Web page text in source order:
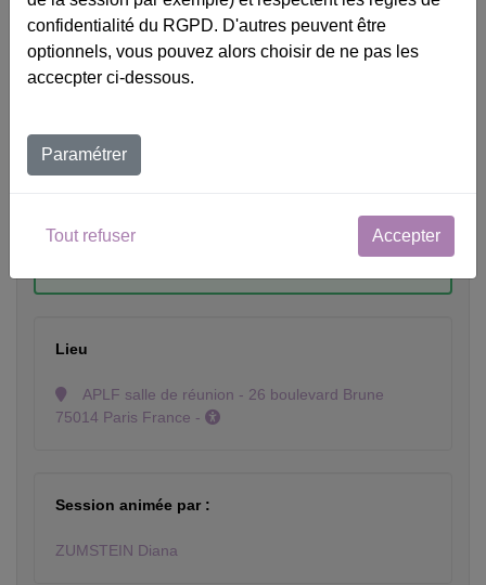
Veuillez décrire votre situation
du 05/07/27 au 07/07/27 - APLF salle de réunion - Paris (75) -
Lieu
75014 Paris France -
Session animée par :
ZUMSTEIN Diana
confidentialité du RGPD. D'autres peuvent être
optionnels, vous pouvez alors choisir de ne pas les
accecpter ci-dessous.
Paramétrer
Tout refuser Accepter